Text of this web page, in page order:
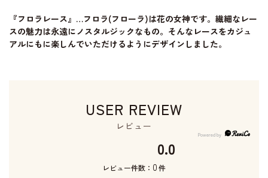
『フロラレース』…フロラ(フローラ)は花の女神です。繊細なレー
スの魅力は永遠にノスタルジックなもの。そんなレースをカジュ
アルにもに楽しんでいただけるようにデザインしました。
USER REVIEW
レビュー
0.0
レビュー件数： 0件